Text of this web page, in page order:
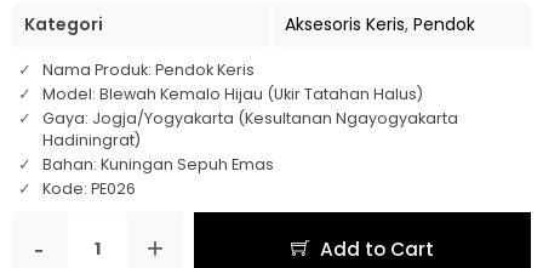
Kategori
Aksesoris Keris, Pendok
Nama Produk: Pendok Keris
Model: Blewah Kemalo Hijau (Ukir Tatahan Halus)
Gaya: Jogja/Yogyakarta (Kesultanan Ngayogyakarta
Hadiningrat)
Bahan: Kuningan Sepuh Emas
Kode: PE026
- + Add to Cart